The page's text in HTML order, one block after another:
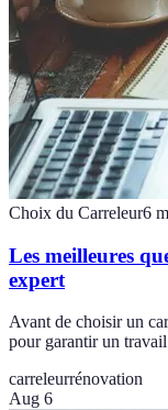
Choix du Carreleur6
Les meilleures
expert
Avant de choisir un
pour garantir un
carreleurrénovation
Aug 6